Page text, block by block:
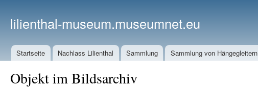
lilienthal-museum.museumnet.eu
Startseite Nachlass Lilienthal Sammlung Sammlung von Hängegleitern
Objekt im Bildsarchiv